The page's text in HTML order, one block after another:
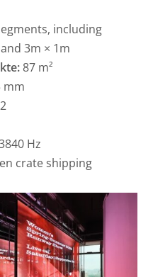
including
3m × 1m
87 m²
mm
Hz
crate shipping